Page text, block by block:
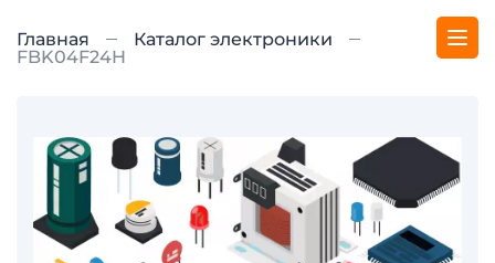
Главная
Каталог электроники
FBK04F24H